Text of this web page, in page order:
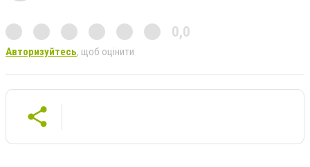
0,0
Авторизуйтесь, щоб оцінити